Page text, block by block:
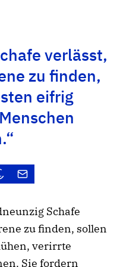
verlässt,
zu finden,
eifrig
Schafe
zu finden, sollen
verirrte
Sie fordern